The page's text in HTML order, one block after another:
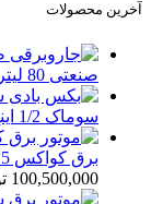
آخرین محصولات
صنعتی 80 لیتری کسری مدل پاندا
سوماک 1/2 اینچ مدل ST-IW1640
برق کواکس 7.5 کیلووات مدل CV10000LD-2
100,500,000